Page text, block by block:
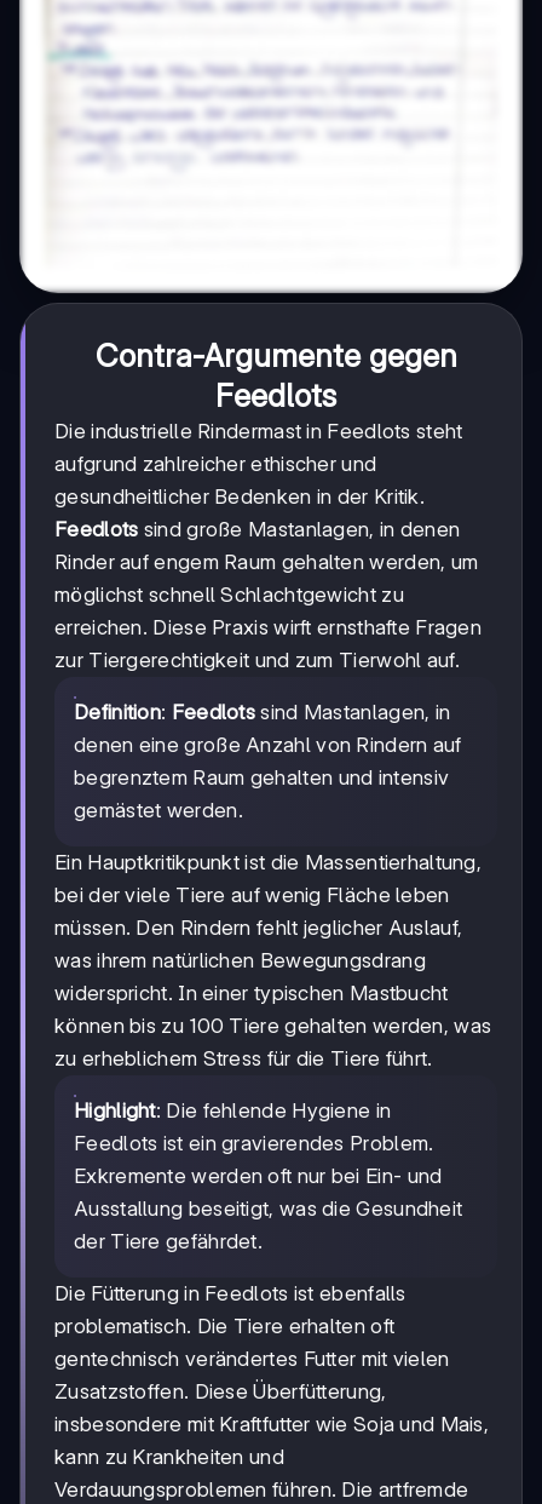
Contra-Argumente gegen
Feedlots
Die industrielle Rindermast in Feedlots steht
aufgrund zahlreicher ethischer und
gesundheitlicher Bedenken in der Kritik.
Feedlots sind große Mastanlagen, in denen
Rinder auf engem Raum gehalten werden, um
möglichst schnell Schlachtgewicht zu
erreichen. Diese Praxis wirft ernsthafte Fragen
zur Tiergerechtigkeit und zum Tierwohl auf.
Definition: Feedlots sind Mastanlagen, in
denen eine große Anzahl von Rindern auf
begrenztem Raum gehalten und intensiv
gemästet werden.
Ein Hauptkritikpunkt ist die Massentierhaltung,
bei der viele Tiere auf wenig Fläche leben
müssen. Den Rindern fehlt jeglicher Auslauf,
was ihrem natürlichen Bewegungsdrang
widerspricht. In einer typischen Mastbucht
können bis zu 100 Tiere gehalten werden, was
zu erheblichem Stress für die Tiere führt.
Highlight: Die fehlende Hygiene in
Feedlots ist ein gravierendes Problem.
Exkremente werden oft nur bei Ein- und
Ausstallung beseitigt, was die Gesundheit
der Tiere gefährdet.
Die Fütterung in Feedlots ist ebenfalls
problematisch. Die Tiere erhalten oft
gentechnisch verändertes Futter mit vielen
Zusatzstoffen. Diese Überfütterung,
insbesondere mit Kraftfutter wie Soja und Mais,
kann zu Krankheiten und
Verdauungsproblemen führen. Die artfremde